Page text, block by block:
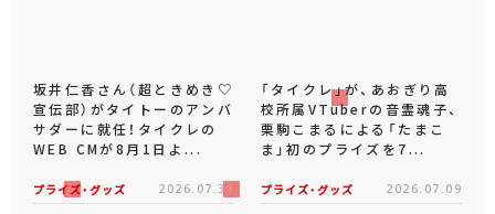
坂井仁香さん（超ときめき♡
宣伝部）がタイトーのアンバ
サダーに就任！タイクレの
WEB CMが8月1日よ...
プライズ・グッズ 2026.07.31
「タイクレ」が、あおぎり高
校所属VTuberの音霊魂子、
栗駒こまるによる「たまこ
ま」初のプライズを7...
プライズ・グッズ 2026.07.09